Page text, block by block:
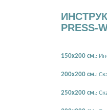
PRESS-
150х200 см.:
200х200 см.:
250х200 см.: